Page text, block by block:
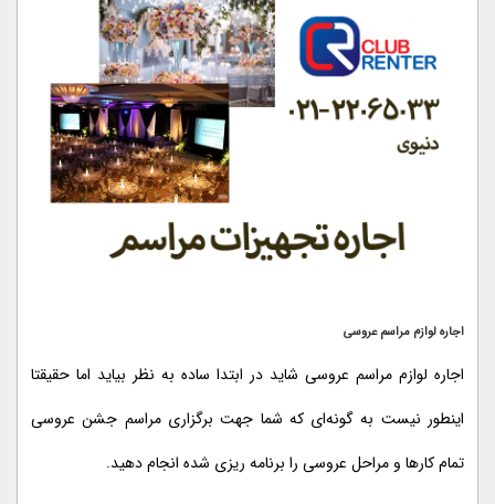
اجاره لوازم مراسم عروسی
اجاره لوازم مراسم عروسی شاید در ابتدا ساده به نظر بیاید اما حقیقتا
اینطور نیست به گونه‌ای که شما جهت برگزاری مراسم جشن عروسی
تمام کارها و مراحل عروسی را برنامه ریزی شده انجام دهید.